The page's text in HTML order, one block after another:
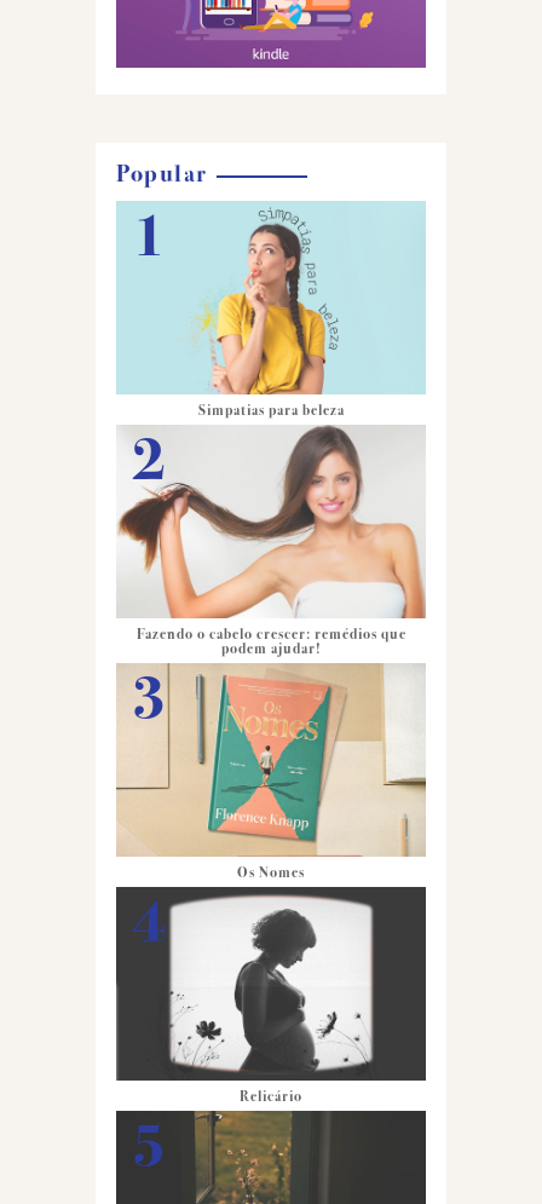
Popular
Simpatias para beleza
Fazendo o cabelo crescer: remédios que
podem ajudar!
Os Nomes
Relicário